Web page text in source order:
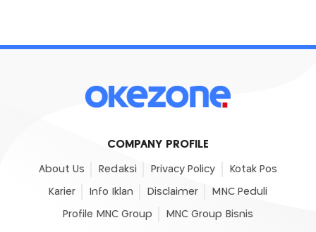
COMPANY PROFILE
About Us Redaksi Privacy Policy Kotak Pos
Karier Info Iklan Disclaimer MNC Peduli
Profile MNC Group MNC Group Bisnis